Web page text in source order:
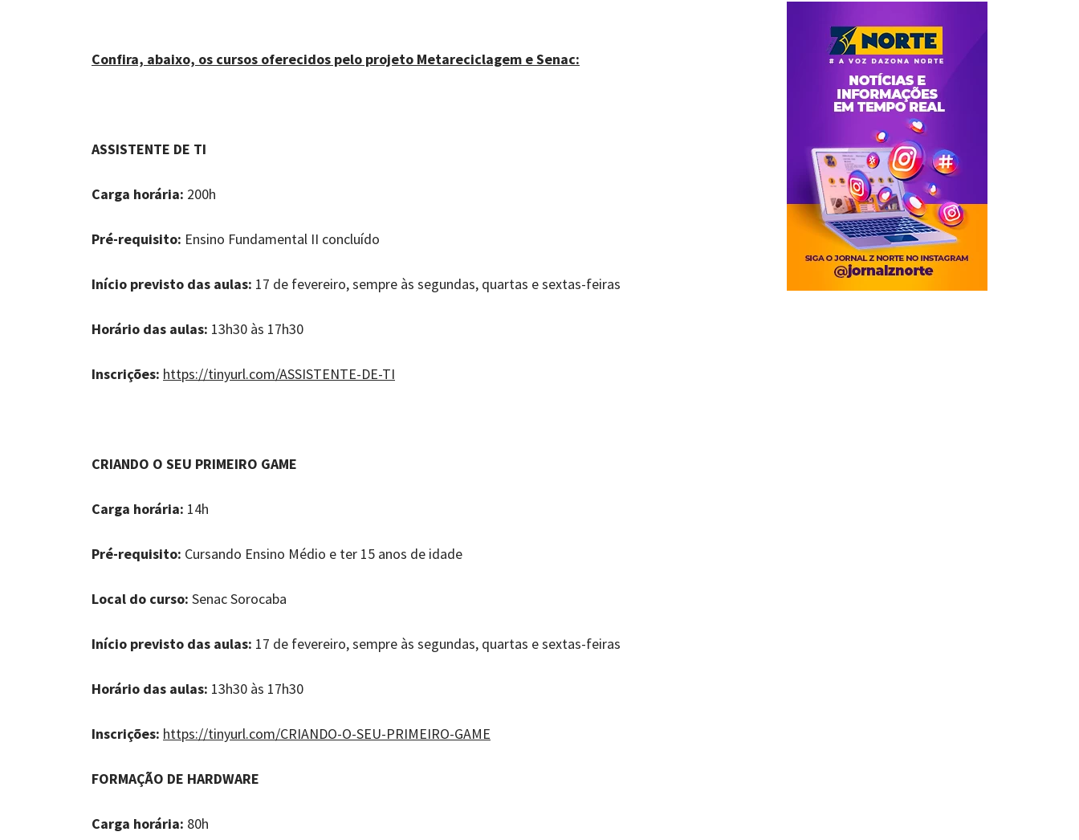
Confira, abaixo, os cursos oferecidos pelo projeto Metareciclagem e Senac:
ASSISTENTE DE TI
Carga horária: 200h
Pré-requisito: Ensino Fundamental II concluído
Início previsto das aulas: 17 de fevereiro, sempre às segundas, quartas e sextas-feiras
Horário das aulas: 13h30 às 17h30
Inscrições: https://tinyurl.com/ASSISTENTE-DE-TI
CRIANDO O SEU PRIMEIRO GAME
Carga horária: 14h
Pré-requisito: Cursando Ensino Médio e ter 15 anos de idade
Local do curso: Senac Sorocaba
Início previsto das aulas: 17 de fevereiro, sempre às segundas, quartas e sextas-feiras
Horário das aulas: 13h30 às 17h30
Inscrições: https://tinyurl.com/CRIANDO-O-SEU-PRIMEIRO-GAME
FORMAÇÃO DE HARDWARE
Carga horária: 80h